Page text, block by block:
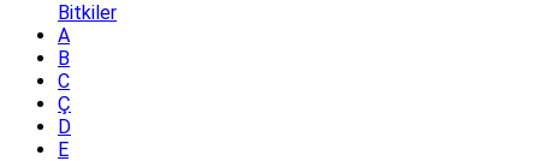
Bitkiler
A
B
C
Ç
D
E